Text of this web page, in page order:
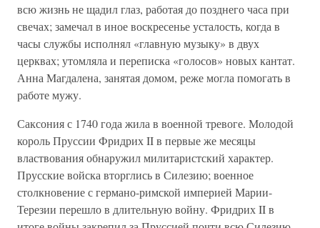
всю жизнь не щадил глаз, работая до позднего часа при
свечах; замечал в иное воскресенье усталость, когда в
часы службы исполнял «главную музыку» в двух
церквах; утомляла и переписка «голосов» новых кантат.
Анна Магдалена, занятая домом, реже могла помогать в
работе мужу.
Саксония с 1740 года жила в военной тревоге. Молодой
король Пруссии Фридрих II в первые же месяцы
властвования обнаружил милитаристский характер.
Прусские войска вторглись в Силезию; военное
столкновение с германо-римской империей Марии-
Терезии перешло в длительную войну. Фридрих II в